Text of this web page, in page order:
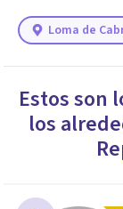
Loma de
Estos son
los